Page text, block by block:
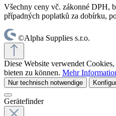
Všechny ceny vč. zákonné DPH,
případných poplatků za dobírku,
©Alpha Supplies s.r.o.
Diese Website verwendet
bieten zu können. Mehr
Nur technisch notwendige
Gerätefinder